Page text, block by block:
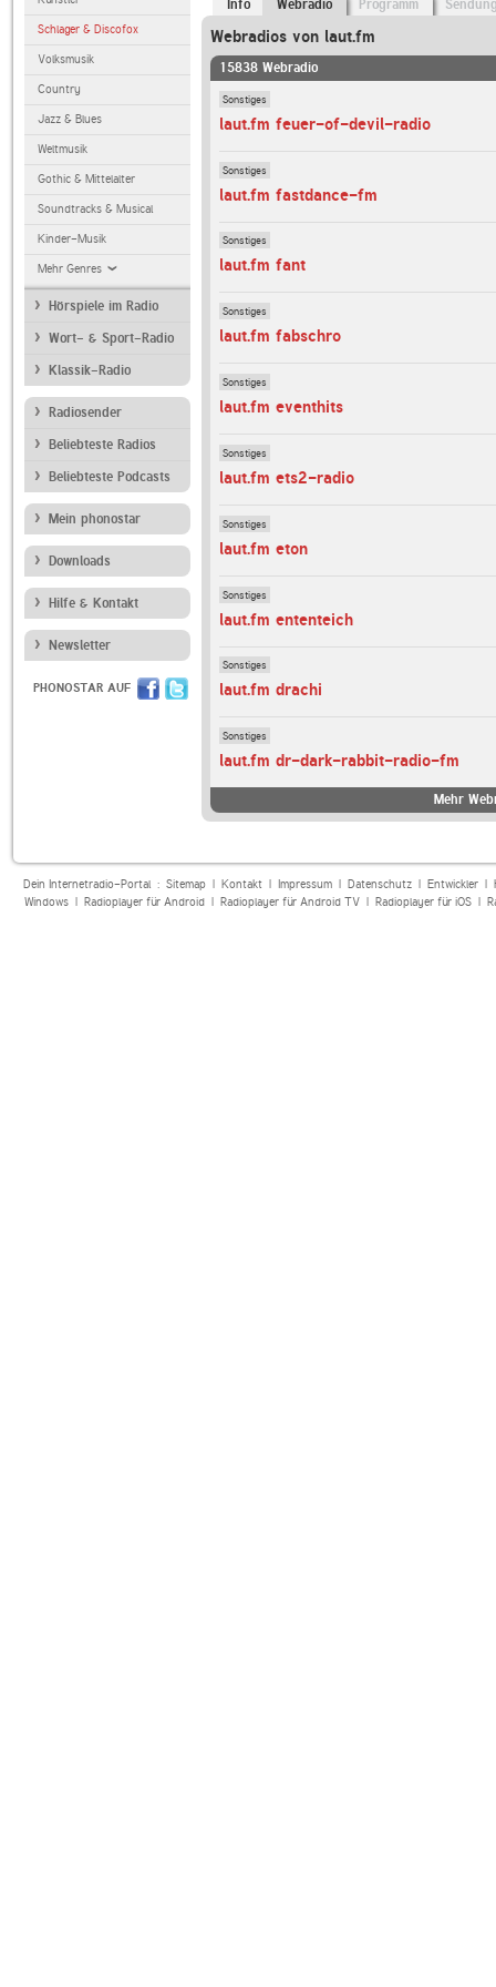
Schlager & Discofox
Volksmusik
Country
Jazz & Blues
Weltmusik
Gothic & Mittelalter
Soundtracks & Musical
Kinder-Musik
Mehr Genres
Hörspiele im Radio
Wort- & Sport-Radio
Klassik-Radio
Radiosender
Beliebteste Radios
Beliebteste Podcasts
Mein phonostar
Downloads
Hilfe & Kontakt
Newsletter
PHONOSTAR AUF
Info Webradio Programm
Webradios von laut.fm
15838 Webradio
Sonstiges
laut.fm feuer-of-devil-radio
Sonstiges
laut.fm fastdance-fm
Sonstiges
laut.fm fant
Sonstiges
laut.fm fabschro
Sonstiges
laut.fm eventhits
Sonstiges
laut.fm ets2-radio
Sonstiges
laut.fm eton
Sonstiges
laut.fm ententeich
Sonstiges
laut.fm drachi
Sonstiges
laut.fm dr-dark-rabbit-radio-fm
Mehr
Dein Internetradio-Portal : Sitemap| Kontakt| Impressum| Datenschutz| Entwickler|
Windows| Radioplayer für Android| Radioplayer für Android TV| Radioplayer für iOS|